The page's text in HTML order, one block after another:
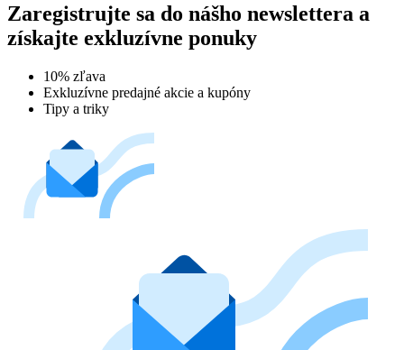
Zaregistrujte sa do nášho newslettera a
získajte exkluzívne ponuky
10% zľava
Exkluzívne predajné akcie a kupóny
Tipy a triky